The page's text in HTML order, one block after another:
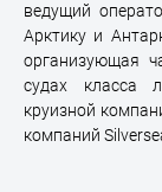
ведущий
Арктику и
организующая
судах класса
круизной
компаний